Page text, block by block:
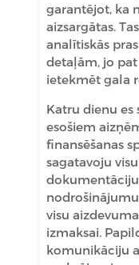
garantējot, ka
aizsargātas.
analītiskās
detaļām, jo
ietekmēt gala
Katru dienu es
esošiem
finansēšanas
sagatavoju
visu
izmaksai.
komunikāciju